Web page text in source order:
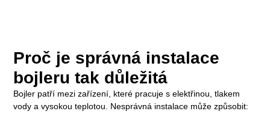
Proč je správná instalace
bojleru tak důležitá
Bojler patří mezi zařízení, které pracuje s elektřinou, tlakem
vody a vysokou teplotou. Nesprávná instalace může způsobit: